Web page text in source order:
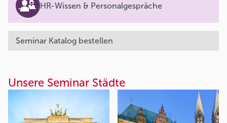
HR-Wissen & Personalgespräche
Seminar Katalog bestellen
Unsere Seminar Städte